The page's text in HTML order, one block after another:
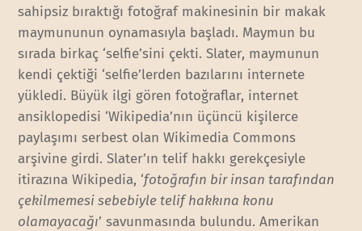
sahipsiz bıraktığı fotoğraf makinesinin bir makak
maymununun oynamasıyla başladı. Maymun bu
sırada birkaç ‘selfie’sini çekti. Slater, maymunun
kendi çektiği ‘selfie’lerden bazılarını internete
yükledi. Büyük ilgi gören fotoğraflar, internet
ansiklopedisi ‘Wikipedia’nın üçüncü kişilerce
paylaşımı serbest olan Wikimedia Commons
arşivine girdi. Slater’ın telif hakkı gerekçesiyle
itirazına Wikipedia, ‘fotoğrafın bir insan tarafından
çekilmemesi sebebiyle telif hakkına konu
olamayacağı’ savunmasında bulundu. Amerikan